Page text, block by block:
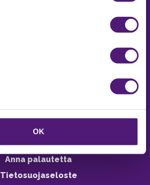
OK
Vastuullisuus
Ympäristöohjelma
Avoimet työpaikat
Anna palautetta
Tietosuojaseloste